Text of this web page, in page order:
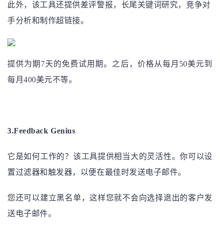
此外，该工具还提供差评警报，长尾关键词研究，竞争对
手分析和制作超链接。
提供为期7天的免费试用期。之后，价格从每月50美元到
每月400美元不等。
3.Feedback Genius
它是如何工作的？ 该工具提供相当大的灵活性。你可以设
置过滤器和触发器，以便在最佳时发送电子邮件。
您还可以建立黑名单，这样您就不会向选择退出的客户发
送电子邮件。